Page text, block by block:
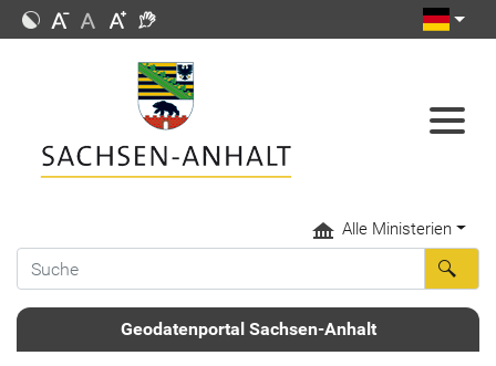
Alle Ministerien
Geodatenportal Sachsen-Anhalt